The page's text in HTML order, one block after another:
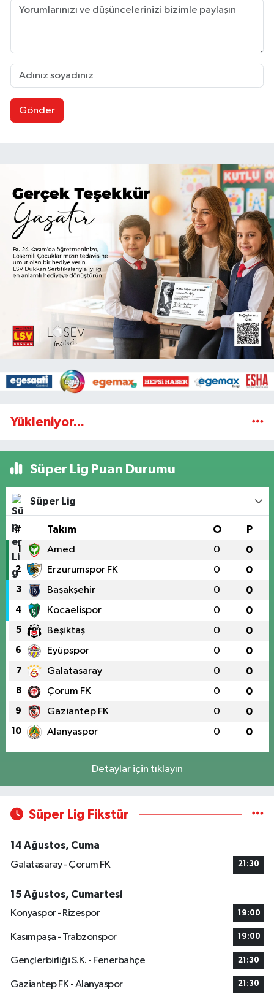
Gönder
Yükleniyor...
Süper Lig Puan Durumu
Süper Lig
# Takım O P
1 Amed 0 0
2 Erzurumspor FK 0 0
3 Başakşehir 0 0
4 Kocaelispor 0 0
5 Beşiktaş 0 0
6 Eyüpspor 0 0
7 Galatasaray 0 0
8 Çorum FK 0 0
9 Gaziantep FK 0 0
10 Alanyaspor 0 0
Detaylar için tıklayın
Süper Lig Fikstür
14 Ağustos, Cuma
Galatasaray - Çorum FK
21:30
15 Ağustos, Cumartesi
Konyaspor - Rizespor
19:00
Kasımpaşa - Trabzonspor 19:00
Gençlerbirliği S.K. - Fenerbahçe 21:30
Gaziantep FK - Alanyaspor 21:30